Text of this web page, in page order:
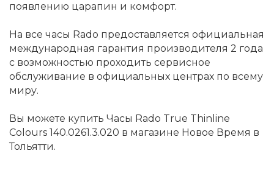
появлению царапин и комфорт.
На все часы Rado предоставляется официальная
международная гарантия производителя 2 года
с возможностью проходить сервисное
обслуживание в официальных центрах по всему
миру.
Вы можете купить Часы Rado True Thinline
Colours 140.0261.3.020 в магазине Новое Время в
Тольятти.